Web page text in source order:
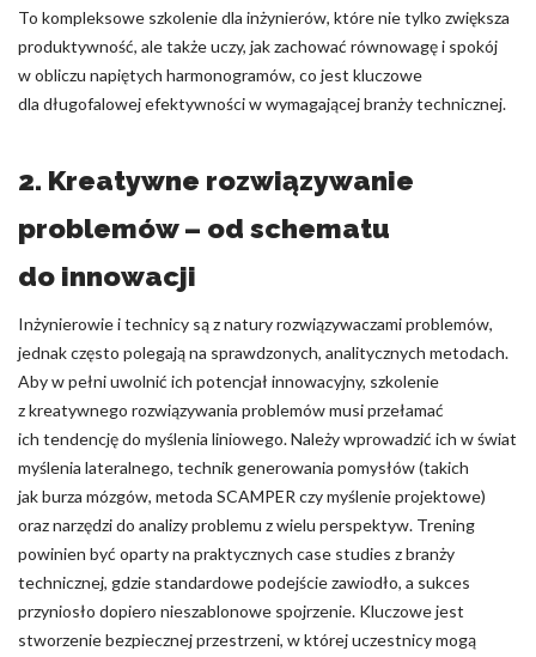
To kompleksowe szkolenie dla inżynierów, które nie tylko zwiększa
produktywność, ale także uczy, jak zachować równowagę i spokój
w obliczu napiętych harmonogramów, co jest kluczowe
dla długofalowej efektywności w wymagającej branży technicznej.
2. Kreatywne rozwiązywanie
problemów – od schematu
do innowacji
Inżynierowie i technicy są z natury rozwiązywaczami problemów,
jednak często polegają na sprawdzonych, analitycznych metodach.
Aby w pełni uwolnić ich potencjał innowacyjny, szkolenie
z kreatywnego rozwiązywania problemów musi przełamać
ich tendencję do myślenia liniowego. Należy wprowadzić ich w świat
myślenia lateralnego, technik generowania pomysłów (takich
jak burza mózgów, metoda SCAMPER czy myślenie projektowe)
oraz narzędzi do analizy problemu z wielu perspektyw. Trening
powinien być oparty na praktycznych case studies z branży
technicznej, gdzie standardowe podejście zawiodło, a sukces
przyniosło dopiero nieszablonowe spojrzenie. Kluczowe jest
stworzenie bezpiecznej przestrzeni, w której uczestnicy mogą